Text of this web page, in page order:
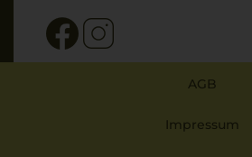
AGB
Impressum